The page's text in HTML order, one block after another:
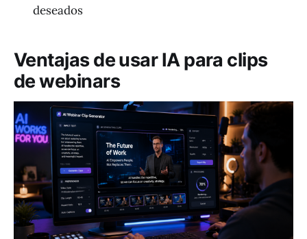
deseados
Ventajas de usar IA para clips
de webinars